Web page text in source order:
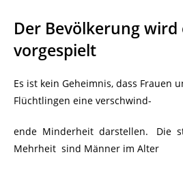
Der Bevölkerung wird
vorgespielt
Es ist kein Geheimnis, dass Frauen
Flüchtlingen eine verschwind-
ende Minderheit darstellen. Die
Mehrheit sind Männer im Alter